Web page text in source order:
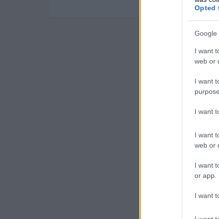
Opted
Google
I want
web or
I want
I want
I want
web or
I want
or app.
I want